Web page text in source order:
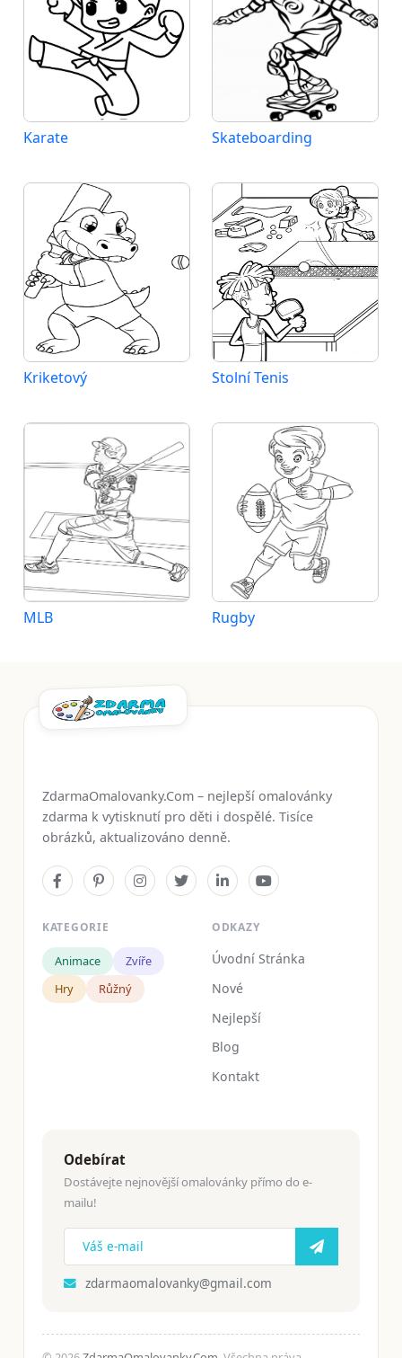
Karate Skateboarding
Kriketový Stolní Tenis
MLB Rugby
ZdarmaOmalovanky.Com – nejlepší omalovánky
zdarma k vytisknutí pro děti i dospělé. Tisíce
obrázků, aktualizováno denně.
KATEGORIE
Animace
Zvíře
Hry
Růžný
ODKAZY
Úvodní Stránka
Nové
Nejlepší
Blog
Kontakt
Odebírat
Dostávejte nejnovější omalovánky přímo do e-
mailu!
zdarmaomalovanky@gmail.com